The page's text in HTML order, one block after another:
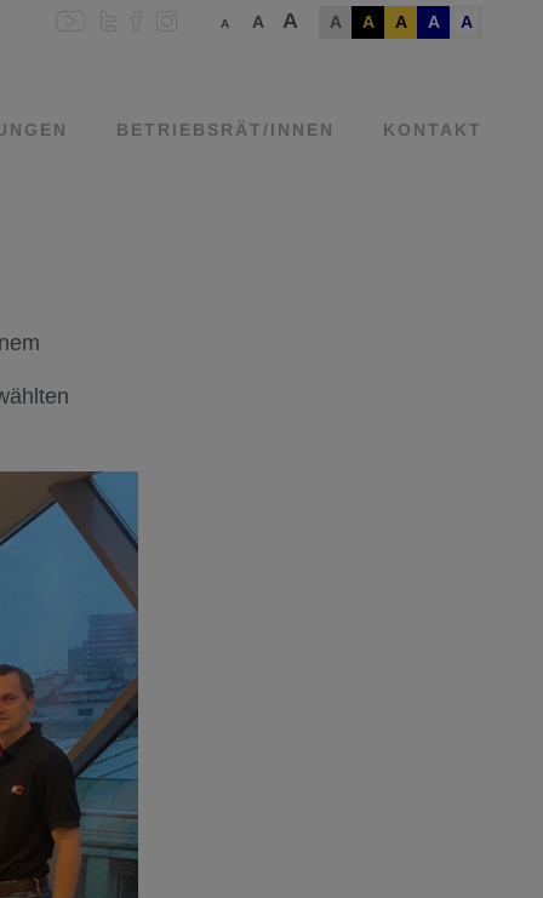
A A A A A A A A
BETRIEBSRÄT/INNEN KONTAKT